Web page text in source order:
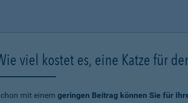
viel kostet es, eine Katze für
mit einem geringen Beitrag können Sie für